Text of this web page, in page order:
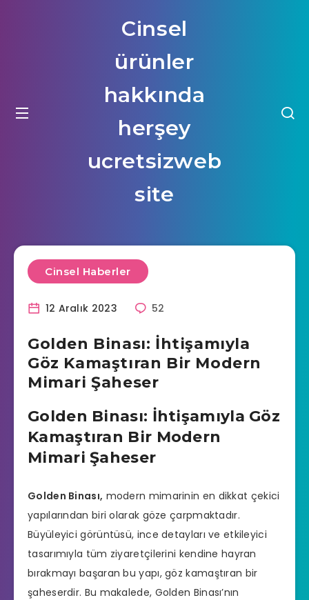
Cinsel
ürünler
hakkında
herşey
ucretsizweb
site
Cinsel Haberler
12 Aralık 2023 52
Golden Binası: İhtişamıyla
Göz Kamaştıran Bir Modern
Mimari Şaheser
Golden Binası: İhtişamıyla Göz
Kamaştıran Bir Modern
Mimari Şaheser
Golden Binası, modern mimarinin en dikkat çekici
yapılarından biri olarak göze çarpmaktadır.
Büyüleyici görüntüsü, ince detayları ve etkileyici
tasarımıyla tüm ziyaretçilerini kendine hayran
bırakmayı başaran bu yapı, göz kamaştıran bir
şaheserdir. Bu makalede, Golden Binası’nın